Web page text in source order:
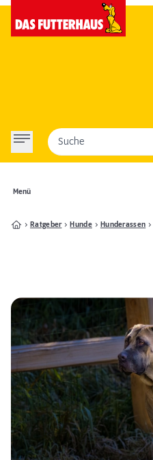
Menü
Suche
Ratgeber Hunde Hunderassen